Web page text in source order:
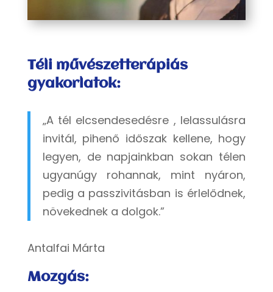
Téli művészetterápiás
gyakorlatok:
„A tél elcsendesedésre , lelassulásra
invitál, pihenő időszak kellene, hogy
legyen, de napjainkban sokan télen
ugyanúgy rohannak, mint nyáron,
pedig a passzivitásban is érlelődnek,
növekednek a dolgok.”
Antalfai Márta
Mozgás: